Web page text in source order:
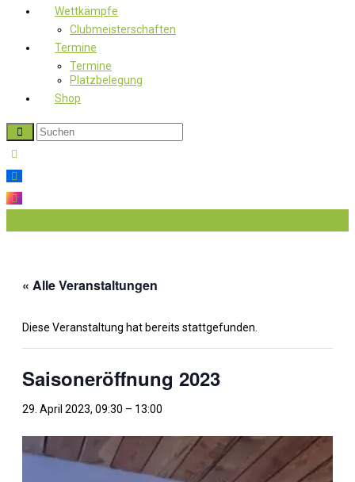
Wettkämpfe
Clubmeisterschaften
Termine
Termine
Platzbelegung
Shop
« Alle Veranstaltungen
Diese Veranstaltung hat bereits stattgefunden.
Saisoneröffnung 2023
29. April 2023, 09:30 – 13:00